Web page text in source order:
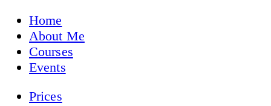
Home
About Me
Courses
Events
Prices